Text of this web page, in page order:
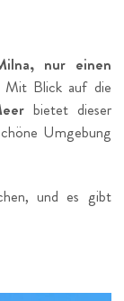
nur einen
Mit Blick auf die
bietet dieser
Umgebung
und es gibt